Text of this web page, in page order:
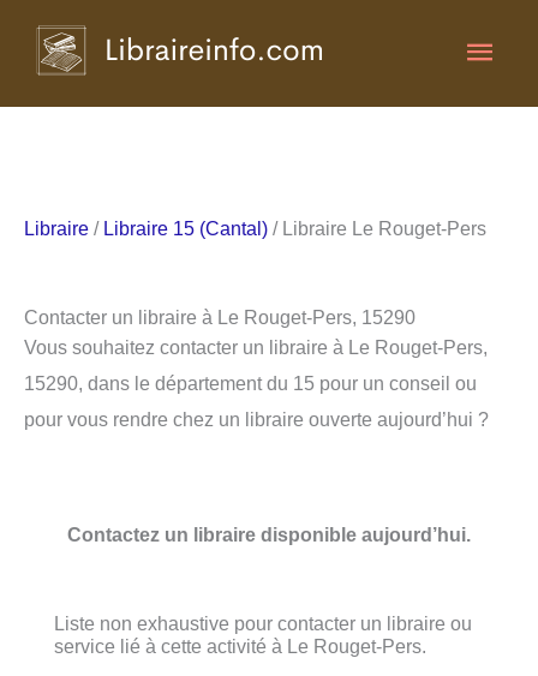
Libraire / Libraire 15 (Cantal) / Libraire Le Rouget-Pers
Contacter un libraire à Le Rouget-Pers, 15290
Vous souhaitez contacter un libraire à Le Rouget-Pers,
15290, dans le département du 15 pour un conseil ou
pour vous rendre chez un libraire ouverte aujourd’hui ?
Contactez un libraire disponible aujourd’hui.
Liste non exhaustive pour contacter un libraire ou
service lié à cette activité à Le Rouget-Pers.